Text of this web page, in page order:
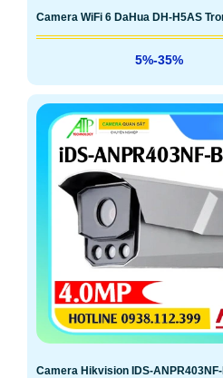
Camera WiFi 6 DaHua DH-H5AS
5%-35%
Camera Hikvision IDS-